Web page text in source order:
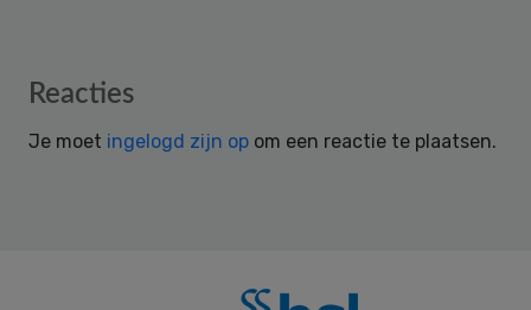
Reader
Reacties
Je moet ingelogd zijn op om een reactie te plaatsen.